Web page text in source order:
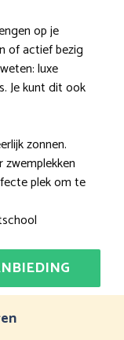
op je
of actief bezig
luxe
Je kunt dit ook
zonnen.
plek om te